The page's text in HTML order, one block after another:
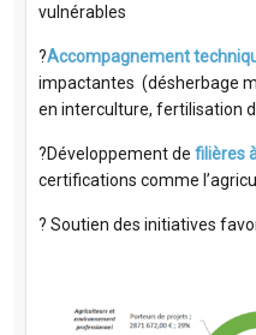
vulnérables
?Accompagnement
impactantes (désherbage
en interculture, fertilisation
?Développement de filières
certifications comme
? Soutien des initiatives